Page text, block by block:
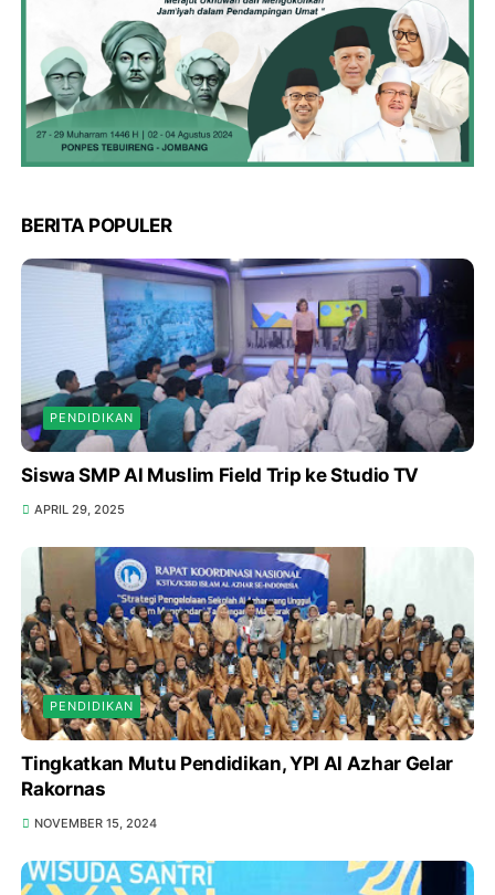
BERITA POPULER
PENDIDIKAN
Siswa SMP Al Muslim Field Trip ke Studio TV
APRIL 29, 2025
PENDIDIKAN
Tingkatkan Mutu Pendidikan, YPI Al Azhar Gelar
Rakornas
NOVEMBER 15, 2024